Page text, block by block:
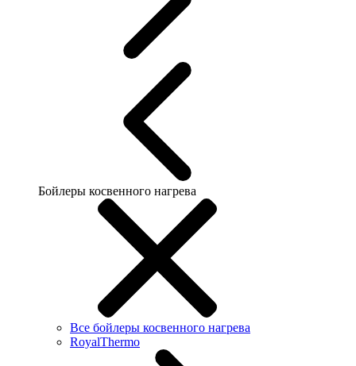
Бойлеры косвенного нагрева
Все бойлеры косвенного нагрева
RoyalThermo